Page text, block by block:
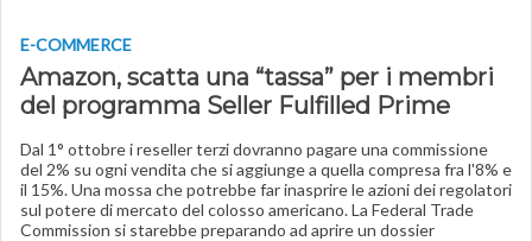
E-COMMERCE
Amazon, scatta una “tassa” per i membri
del programma Seller Fulfilled Prime
Dal 1° ottobre i reseller terzi dovranno pagare una commissione
del 2% su ogni vendita che si aggiunge a quella compresa fra l'8% e
il 15%. Una mossa che potrebbe far inasprire le azioni dei regolatori
sul potere di mercato del colosso americano. La Federal Trade
Commission si starebbe preparando ad aprire un dossier